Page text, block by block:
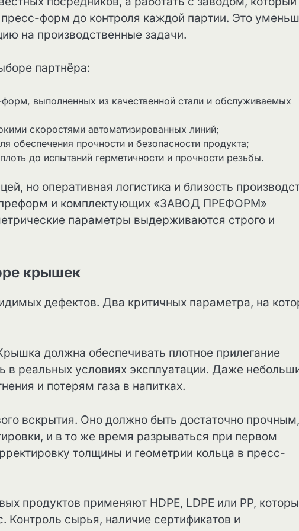
пресс-форм до контроля каждой партии. Это
на производственные задачи.
партнёра:
выполненных из качественной стали и обслуживаемых
скоростями автоматизированных линий;
обеспечения прочности и безопасности продукта;
до испытаний герметичности и прочности резьбы.
но оперативная логистика и близость
преформ и комплектующих «ЗАВОД ПРЕФОРМ»
параметры выдерживаются строго и
крышек
дефектов. Два критичных параметра, на
должна обеспечивать плотное прилегание
в реальных условиях эксплуатации. Даже
и потерям газа в напитках.
вскрытия. Оно должно быть достаточно прочным,
и в то же время разрываться при первом
толщины и геометрии кольца в пресс-
продуктов применяют HDPE, LDPE или PP,
Контроль сырья, наличие сертификатов и